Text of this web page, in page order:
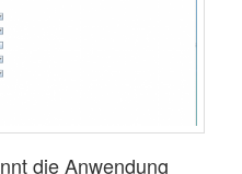
die Anwendung